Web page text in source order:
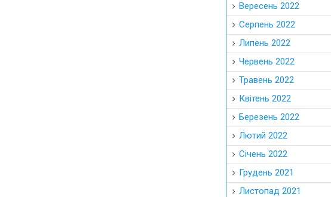
Вересень 2022
Серпень 2022
Липень 2022
Червень 2022
Травень 2022
Квітень 2022
Березень 2022
Лютий 2022
Січень 2022
Грудень 2021
Листопад 2021